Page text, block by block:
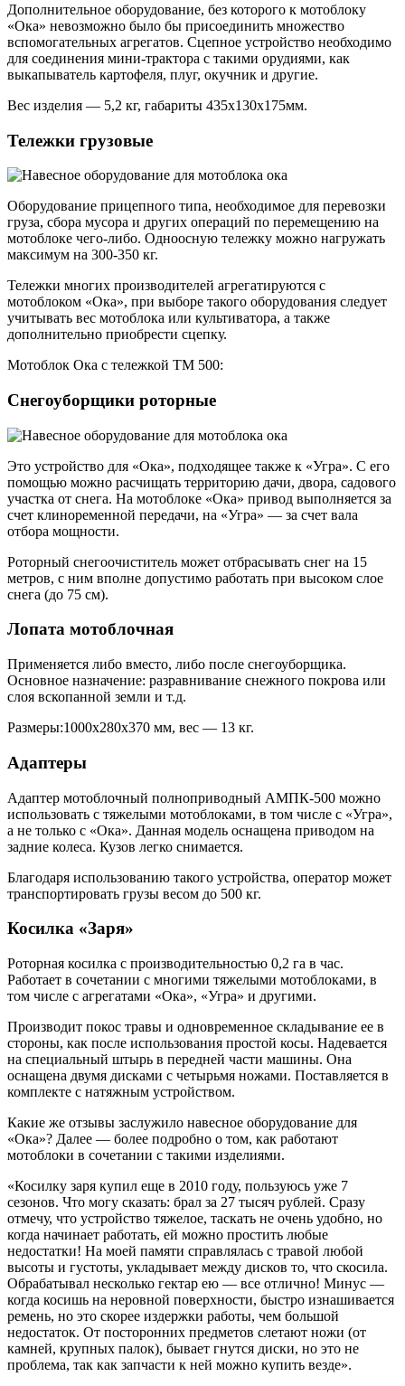
Дополнительное оборудование, без которого к мотоблоку
«Ока» невозможно было бы присоединить множество
вспомогательных агрегатов. Сцепное устройство необходимо
для соединения мини-трактора с такими орудиями, как
выкапыватель картофеля, плуг, окучник и другие.
Вес изделия — 5,2 кг, габариты 435х130х175мм.
Тележки грузовые
Оборудование прицепного типа, необходимое для перевозки
груза, сбора мусора и других операций по перемещению на
мотоблоке чего-либо. Одноосную тележку можно нагружать
максимум на 300-350 кг.
Тележки многих производителей агрегатируются с
мотоблоком «Ока», при выборе такого оборудования следует
учитывать вес мотоблока или культиватора, а также
дополнительно приобрести сцепку.
Мотоблок Ока с тележкой ТМ 500:
Снегоуборщики роторные
Это устройство для «Ока», подходящее также к «Угра». С его
помощью можно расчищать территорию дачи, двора, садового
участка от снега. На мотоблоке «Ока» привод выполняется за
счет клиноременной передачи, на «Угра» — за счет вала
отбора мощности.
Роторный снегоочиститель может отбрасывать снег на 15
метров, с ним вполне допустимо работать при высоком слое
снега (до 75 см).
Лопата мотоблочная
Применяется либо вместо, либо после снегоуборщика.
Основное назначение: разравнивание снежного покрова или
слоя вскопанной земли и т.д.
Размеры:1000х280х370 мм, вес — 13 кг.
Адаптеры
Адаптер мотоблочный полноприводный АМПК-500 можно
использовать с тяжелыми мотоблоками, в том числе с «Угра»,
а не только с «Ока». Данная модель оснащена приводом на
задние колеса. Кузов легко снимается.
Благодаря использованию такого устройства, оператор может
транспортировать грузы весом до 500 кг.
Косилка «Заря»
Роторная косилка с производительностью 0,2 га в час.
Работает в сочетании с многими тяжелыми мотоблоками, в
том числе с агрегатами «Ока», «Угра» и другими.
Производит покос травы и одновременное складывание ее в
стороны, как после использования простой косы. Надевается
на специальный штырь в передней части машины. Она
оснащена двумя дисками с четырьмя ножами. Поставляется в
комплекте с натяжным устройством.
Какие же отзывы заслужило навесное оборудование для
«Ока»? Далее — более подробно о том, как работают
мотоблоки в сочетании с такими изделиями.
«Косилку заря купил еще в 2010 году, пользуюсь уже 7
сезонов. Что могу сказать: брал за 27 тысяч рублей. Сразу
отмечу, что устройство тяжелое, таскать не очень удобно, но
когда начинает работать, ей можно простить любые
недостатки! На моей памяти справлялась с травой любой
высоты и густоты, укладывает между дисков то, что скосила.
Обрабатывал несколько гектар ею — все отлично! Минус —
когда косишь на неровной поверхности, быстро изнашивается
ремень, но это скорее издержки работы, чем большой
недостаток. От посторонних предметов слетают ножи (от
камней, крупных палок), бывает гнутся диски, но это не
проблема, так как запчасти к ней можно купить везде».